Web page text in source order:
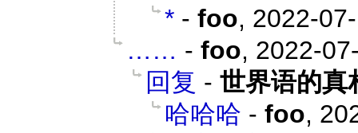
* - foo, 2022-
…… - foo, 2022-
回复 - 世界语的真
哈哈哈 - foo,